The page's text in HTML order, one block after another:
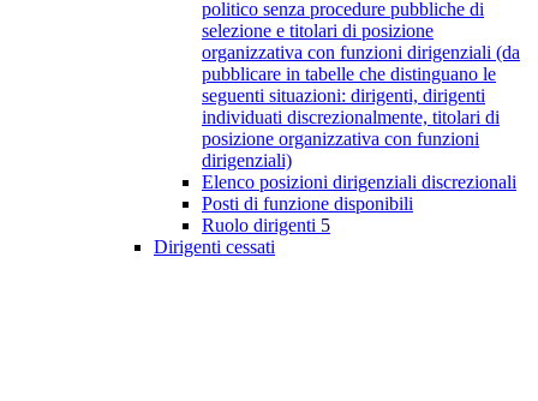
politico senza procedure pubbliche di
selezione e titolari di posizione
organizzativa con funzioni dirigenziali (da
pubblicare in tabelle che distinguano le
seguenti situazioni: dirigenti, dirigenti
individuati discrezionalmente, titolari di
posizione organizzativa con funzioni
dirigenziali)
Elenco posizioni dirigenziali discrezionali
Posti di funzione disponibili
Ruolo dirigenti 5
Dirigenti cessati